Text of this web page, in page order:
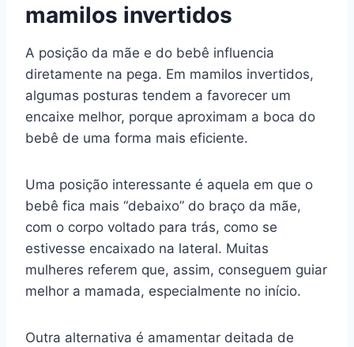
mamilos invertidos
A posição da mãe e do bebê influencia
diretamente na pega. Em mamilos invertidos,
algumas posturas tendem a favorecer um
encaixe melhor, porque aproximam a boca do
bebê de uma forma mais eficiente.
Uma posição interessante é aquela em que o
bebê fica mais “debaixo” do braço da mãe,
com o corpo voltado para trás, como se
estivesse encaixado na lateral. Muitas
mulheres referem que, assim, conseguem guiar
melhor a mamada, especialmente no início.
Outra alternativa é amamentar deitada de